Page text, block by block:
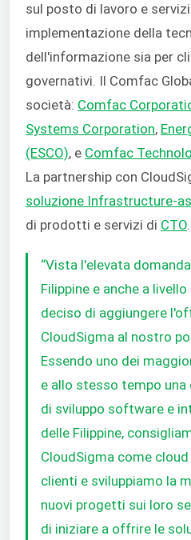
sul posto di lavoro e
implementazione della
dell'informazione sia per
governativi. Il Comfac
società: Comfac
Systems Corporation,
(ESCO), e Comfac
La partnership con
soluzione Infrastructure-
di prodotti e servizi di CTO.
“Vista l'elevata
Filippine e anche a
deciso di aggiungere
CloudSigma al nostro
Essendo uno dei
e allo stesso tempo
di sviluppo software e
delle Filippine,
CloudSigma come
clienti e sviluppiamo la
nuovi progetti sui loro
di iniziare a offrire le